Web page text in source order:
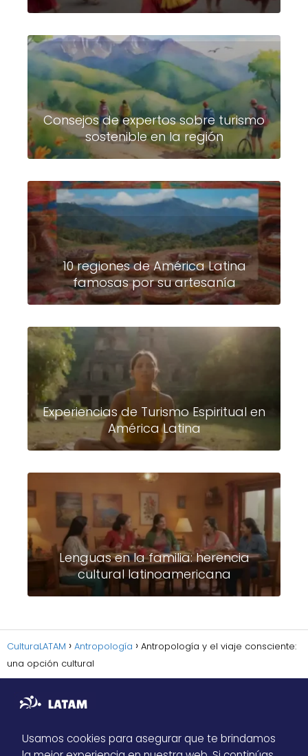
Consejos de expertos sobre turismo
sostenible en la región
10 regiones de América Latina
famosas por su artesanía
Experiencias de Turismo Espiritual en
América Latina
Lenguas en la familia: herencia
cultural latinoamericana
CulturaLATAM Antropología
Antropología y el viaje consciente:
una opción cultural
Usamos cookies para asegurar que te brindamos